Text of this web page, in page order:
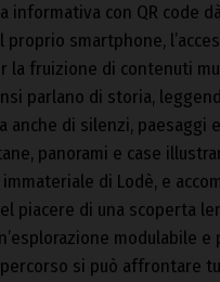
informativa con QR code
smartphone,
la fruizione di contenuti
parlano di storia,
anche di silenzi, paesaggi
panorami e case
di Lodè, e
piacere di una scoperta
modulabile e
si può affrontare